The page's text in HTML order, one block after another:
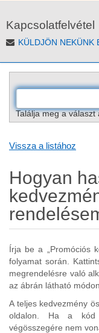
Kapcsolatfelvétel
KÜLDJÖN NEKÜNK
Találja meg a választ
Vissza a listához
Hogyan
Írja be a „Promóciós
folyamat során.
megrendelésre való
az ábrán látható
A teljes kedvezmény
oldalon. Ha a kód
végösszegére nem